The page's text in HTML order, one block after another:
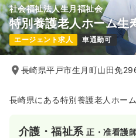
社会福祉法人生月福祉会
特別養護老人ホーム生
エージェント求人 車通勤可
長崎県平戸市生月町山田免
長崎県にある特別養護老人ホーム
介護・福祉系正・准看護